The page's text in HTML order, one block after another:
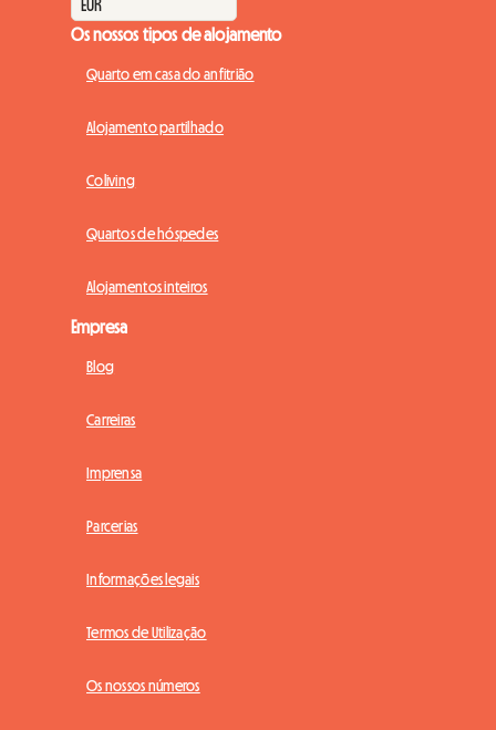
Os nossos tipos de alojamento
Quarto em casa do anfitrião
Alojamento partilhado
Coliving
Quartos de hóspedes
Alojamentos inteiros
Empresa
Blog
Carreiras
Imprensa
Parcerias
Informações legais
Termos de Utilização
Os nossos números